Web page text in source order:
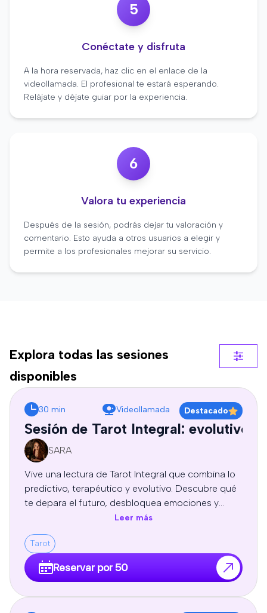
5
Conéctate y disfruta
A la hora reservada, haz clic en el enlace de la
videollamada. El profesional te estará esperando.
Relájate y déjate guiar por la experiencia.
6
Valora tu experiencia
Después de la sesión, podrás dejar tu valoración y
comentario. Esto ayuda a otros usuarios a elegir y
permite a los profesionales mejorar su servicio.
Explora todas las sesiones
disponibles
30 min Videollamada Destacado
Sesión de Tarot Integral: evolutivo,
SARA
Vive una lectura de Tarot Integral que combina lo
predictivo, terapéutico y evolutivo. Descubre qué
te depara el futuro, desbloquea emociones y
patrones limitantes, y recibe guía espiritual y
autoconocimiento para tomar decisiones
conscientes y transformar tu vida. Sesion
profesional de tarot personal, orientación y
crecimiento personal, adaptadas a tu energía y
Leer más
Tarot
Reservar por 50